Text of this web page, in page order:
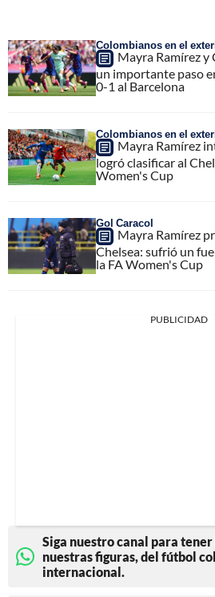
Colombianos en el
Mayra Ramírez y
un importante paso
0-1 al Barcelona
Colombianos en el
Mayra Ramírez
logró clasificar al
Women's Cup
Gol Caracol
Mayra Ramírez
Chelsea: sufrió un
la FA Women's Cup
PUBLICIDAD
Siga nuestro canal para
nuestras figuras, del fútbol
internacional.